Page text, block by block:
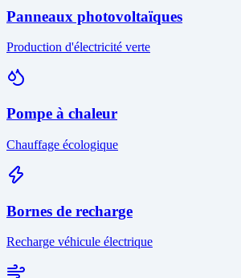
Panneaux photovoltaïques
Production d'électricité verte
Pompe à chaleur
Chauffage écologique
Bornes de recharge
Recharge véhicule électrique